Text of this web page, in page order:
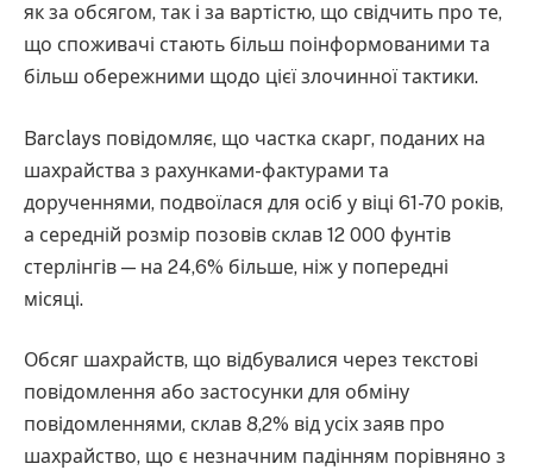
як за обсягом, так і за вартістю, що свідчить про те,
що споживачі стають більш поінформованими та
більш обережними щодо цієї злочинної тактики.
Barclays повідомляє, що частка скарг, поданих на
шахрайства з рахунками-фактурами та
дорученнями, подвоїлася для осіб у віці 61-70 років,
а середній розмір позовів склав 12 000 фунтів
стерлінгів — на 24,6% більше, ніж у попередні
місяці.
Обсяг шахрайств, що відбувалися через текстові
повідомлення або застосунки для обміну
повідомленнями, склав 8,2% від усіх заяв про
шахрайство, що є незначним падінням порівняно з